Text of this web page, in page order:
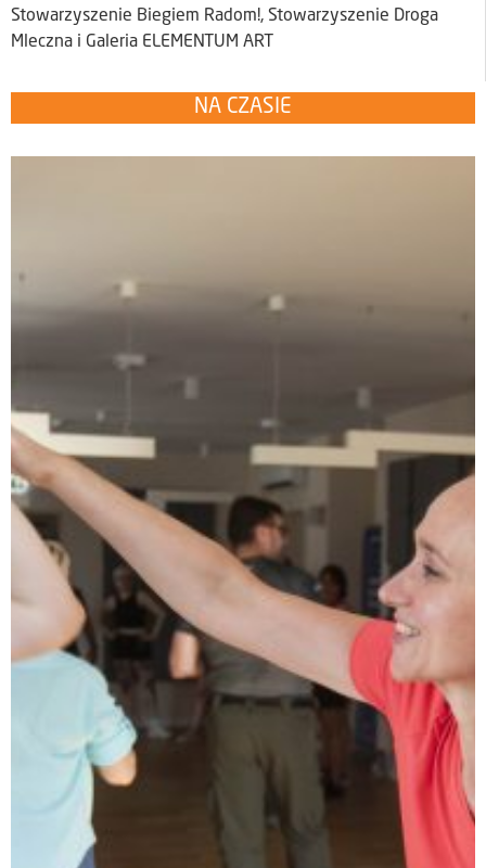
Stowarzyszenie Biegiem Radom!, Stowarzyszenie Droga
Mleczna i Galeria ELEMENTUM ART
NA CZASIE